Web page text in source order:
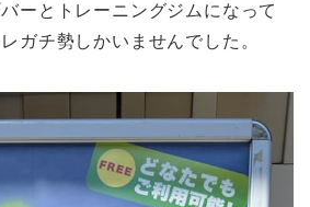
ーとトレーニングジムになって
ガチ勢しかいませんでした。